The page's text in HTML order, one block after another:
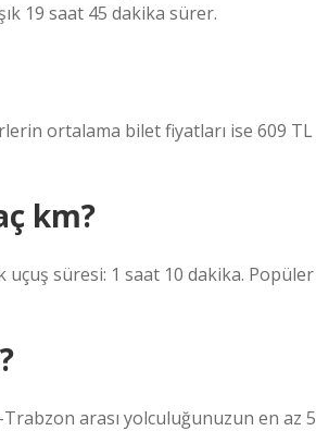
19 saat 45 dakika sürer.
ortalama bilet fiyatları ise 609 TL
km?
uçuş süresi: 1 saat 10 dakika. Popüler
arası yolculuğunuzun en az 5